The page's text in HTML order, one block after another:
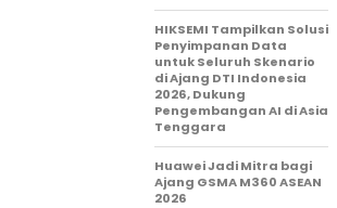
HIKSEMI Tampilkan Solusi
Penyimpanan Data
untuk Seluruh Skenario
di Ajang DTI Indonesia
2026, Dukung
Pengembangan AI di Asia
Tenggara
Huawei Jadi Mitra bagi
Ajang GSMA M360 ASEAN
2026